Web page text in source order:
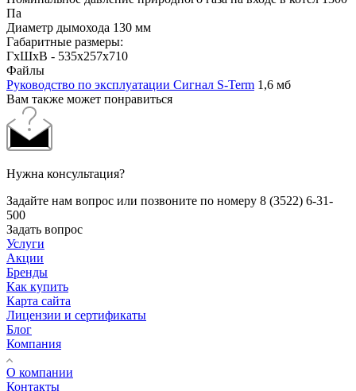
Па
Диаметр дымохода 130 мм
Габаритные размеры:
ГхШхВ - 535х257х710
Файлы
Руководство по эксплуатации Сигнал S-Term 1,6 мб
Вам также может понравиться
Нужна консультация?
Задайте нам вопрос или позвоните по номеру 8 (3522) 6-31-
500
Задать вопрос
Услуги
Акции
Бренды
Как купить
Карта сайта
Лицензии и сертификаты
Блог
Компания
О компании
Контакты